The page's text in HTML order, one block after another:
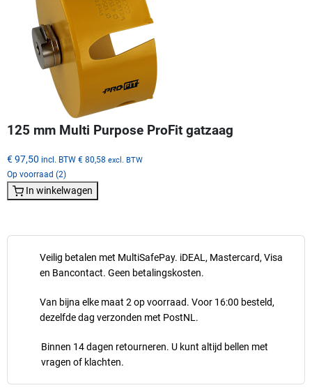
Veilig betalen met MultiSafePay. iDEAL, Mastercard, Visa
en Bancontact. Geen betalingskosten.
Van bijna elke maat 2 op voorraad. Voor 16:00 besteld,
dezelfde dag verzonden met PostNL.
Binnen 14 dagen retourneren. U kunt altijd bellen met
vragen of klachten.
125 mm Multi Purpose ProFit gatzaag
€ 97,50 incl. BTW € 80,58 excl. BTW
Op voorraad (2)
In winkelwagen